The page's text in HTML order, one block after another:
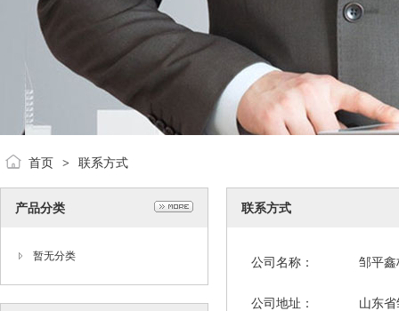
首页 > 联系方式
产品分类
暂无分类
联系方式
公司名称： 邹平
公司地址： 山东